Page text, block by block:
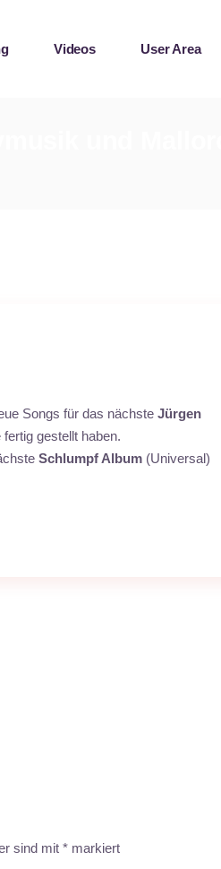
Videos User Area
Songs für das nächste Jürgen
gestellt haben.
Schlumpf Album (Universal)
sind mit * markiert